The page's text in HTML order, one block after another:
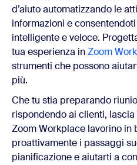
d’aiuto automatizzando le
informazioni e
intelligente e veloce.
tua esperienza inZoom
strumenti che possono
più.
Che tu stia preparando
rispondendo ai clienti,
Zoom Workplace lavorino
proattivamente i passaggi
pianificazione e aiutarti a